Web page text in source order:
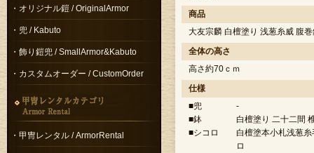
商品
大友宗麟 白檀塗り 浅葱糸威 腹
全体の高さ
高さ約70ｃｍ
仕様
■兜
-
■鉢
白檀塗り 二十二間
■シコロ
白檀塗本小札浅葱
ロ
・オリジナル鎧 / OriginalArmor
・兜 / Kabuto
・飾り鎧兜 / SmallArmor&Kabuto
・カスタムオーダー / CustomOrder
・甲冑レンタル / ArmorRental